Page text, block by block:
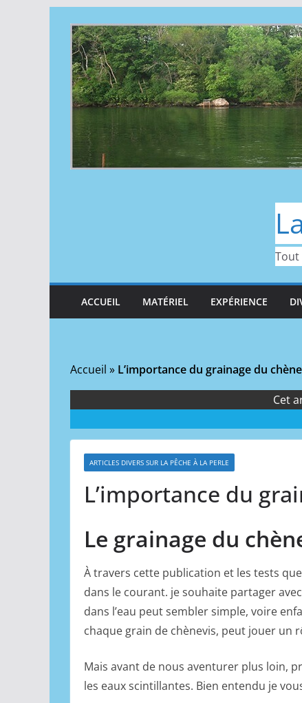
contenu
Tout
ACCUEIL MATÉRIEL EXPÉRIENCE
Accueil » L’importance du grainage du
Cet
ARTICLES DIVERS SUR LA PÊCHE À LA PERLE
L’importance du
Le grainage du
À travers cette publication et les tests
dans le courant. je souhaite partager
dans l’eau peut sembler simple, voire
chaque grain de chènevis, peut jouer un
Mais avant de nous aventurer plus loin,
les eaux scintillantes. Bien entendu je